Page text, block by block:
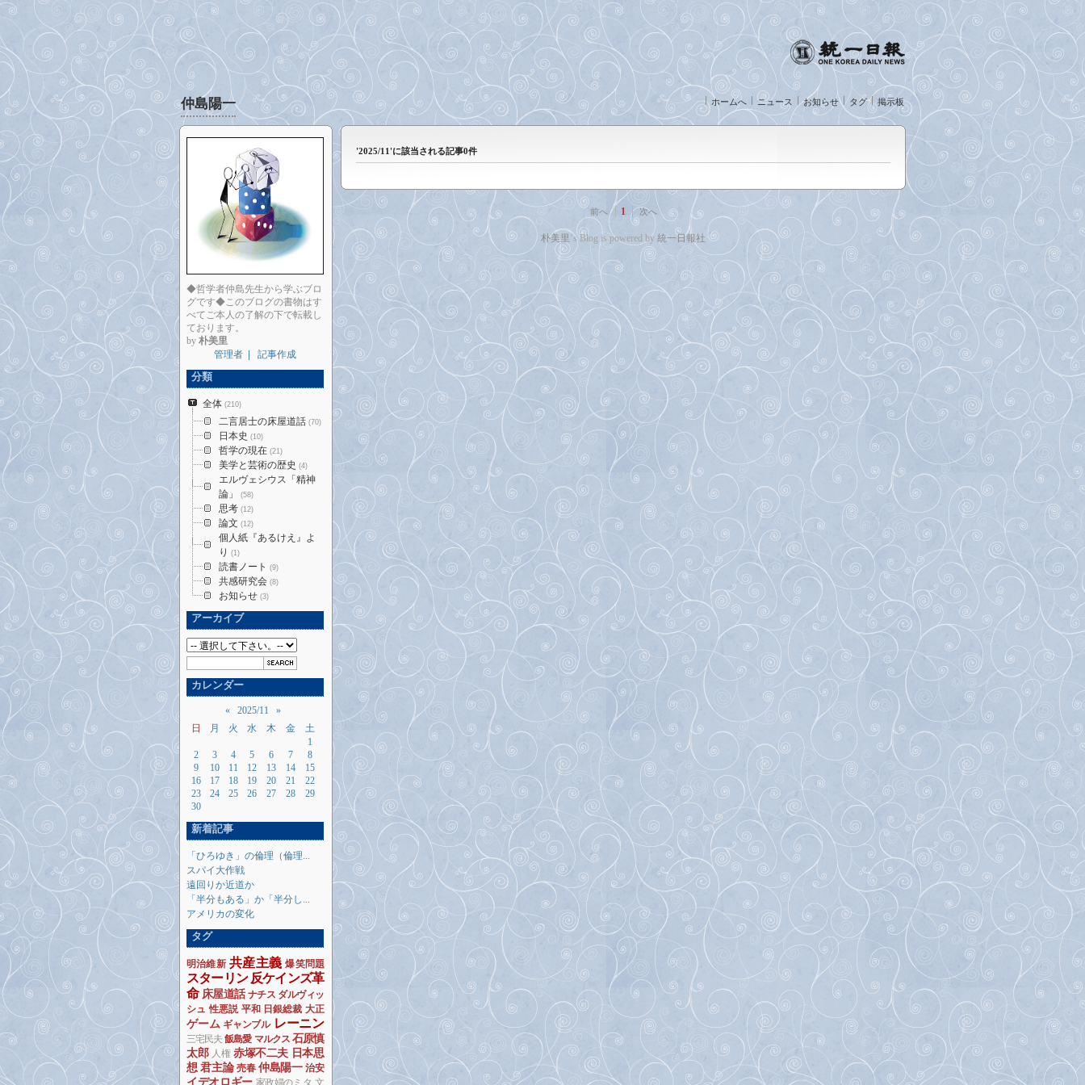
仲島陽一 ホームへ ニュース お知らせ タグ 掲示板
'2025/11'に該当される記事0件
前へ 1 次へ
朴美里 ’s Blog is powered by 統一日報社
◆哲学者仲島先生から学ぶブロ
グです◆このブログの書物はす
べてご本人の了解の下で転載し
ております。
by 朴美里
管理者
記事作成
分類
全体 (210)
二言居士の床屋道話 (70)
日本史 (10)
哲学の現在 (21)
美学と芸術の歴史 (4)
エルヴェシウス「精神
論」
(58)
思考 (12)
論文 (12)
個人紙『あるけえ』よ
り (1)
読書ノート (9)
共感研究会 (8)
お知らせ (3)
アーカイブ
カレンダー
« 2025/11
»
日
月 火 水 木 金
土
1
2
3 4 5 6 7
8
9
10 11 12 13 14
15
16
17 18 19 20 21
22
23
24 25 26 27 28
29
30
新着記事
「ひろゆき」の倫理（倫理...
スパイ大作戦
遠回りか近道か
「半分もある」か「半分し...
アメリカの変化
タグ
明治維新 共産主義 爆笑問題
スターリン 反ケインズ革
命 床屋道話 ナチス ダルヴィッ
シュ 性悪説 平和 日銀総裁 大正
ゲーム ギャンブル レーニン
三宅民夫 飯島愛 マルクス 石原慎
太郎 人権 赤塚不二夫 日本思
想 君主論 売春 仲島陽一 治安
イデオロギー 家政婦のミタ 文